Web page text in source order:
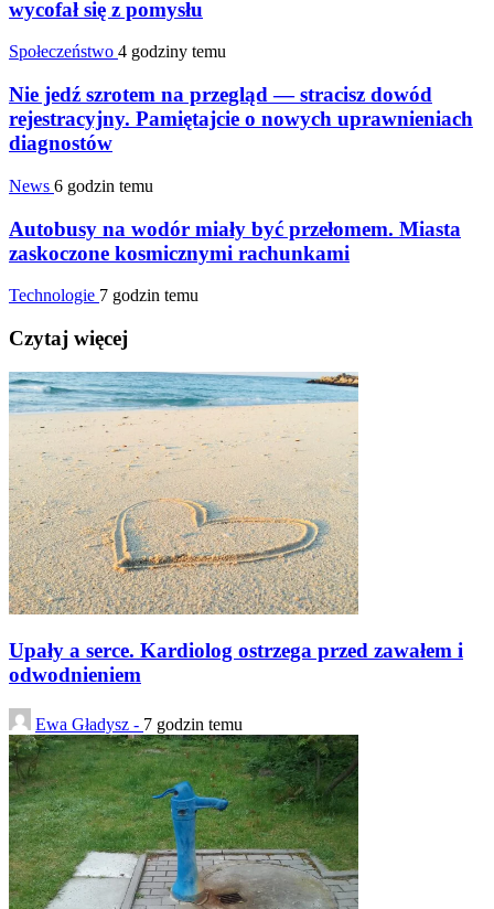
wycofał się z pomysłu
Społeczeństwo 4 godziny temu
Nie jedź szrotem na przegląd — stracisz dowód
rejestracyjny. Pamiętajcie o nowych uprawnieniach
diagnostów
News 6 godzin temu
Autobusy na wodór miały być przełomem. Miasta
zaskoczone kosmicznymi rachunkami
Technologie 7 godzin temu
Czytaj więcej
Upały a serce. Kardiolog ostrzega przed zawałem i
odwodnieniem
Ewa Gładysz - 7 godzin temu